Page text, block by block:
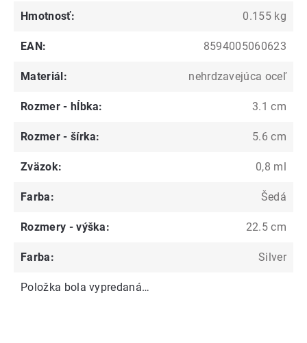
Hmotnosť: 0.155 kg
EAN: 8594005060623
Materiál: nehrdzavejúca oceľ
Rozmer - hĺbka: 3.1 cm
Rozmer - šírka: 5.6 cm
Zväzok: 0,8 ml
Farba: Šedá
Rozmery - výška: 22.5 cm
Farba: Silver
Položka bola vypredaná…